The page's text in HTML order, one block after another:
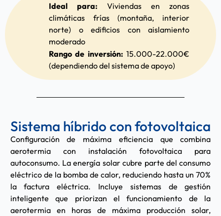
Ideal para: Viviendas en zonas
climáticas frías (montaña, interior
norte) o edificios con aislamiento
moderado
Rango de inversión: 15.000-22.000€
(dependiendo del sistema de apoyo)
Sistema híbrido con fotovoltaica
Configuración de máxima eficiencia que combina
aerotermia con instalación fotovoltaica para
autoconsumo. La energía solar cubre parte del consumo
eléctrico de la bomba de calor, reduciendo hasta un 70%
la factura eléctrica. Incluye sistemas de gestión
inteligente que priorizan el funcionamiento de la
aerotermia en horas de máxima producción solar,